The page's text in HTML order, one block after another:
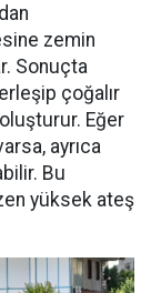
zemin
Sonuçta
çoğalır
Eğer
ayrıca
Bu
yüksek ateş